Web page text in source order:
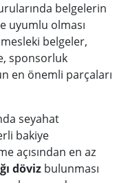
belgelerin
uyumlu olması
belgeler,
sponsorluk
en önemli parçaları
seyahat
bakiye
açısından en az
döviz bulunması